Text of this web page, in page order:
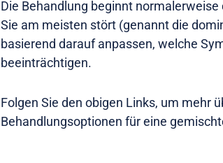
Die Behandlung beginnt
Sie am meisten stört (genannt die
basierend darauf anpassen, welche
beeinträchtigen.
Folgen Sie den obigen Links, um mehr
Behandlungsoptionen für eine